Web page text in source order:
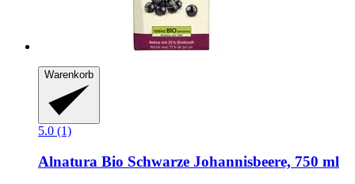
Warenkorb
5.0 (1)
Alnatura Bio Schwarze Johannisbeere, 750 ml